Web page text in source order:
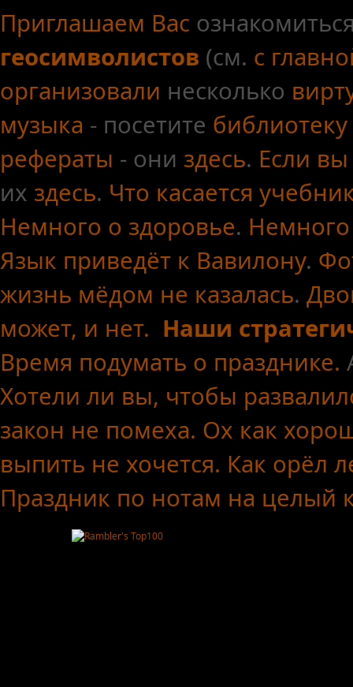
Приглашаем Вас
геосимволистов (см. с
организовали несколько
музыка - посетите
рефераты - они здесь. Если
их здесь. Что касается
Немного о здоровье.
Язык приведёт к Вавилону.
жизнь мёдом не казалась.
может, и нет. Наши
Время подумать о празднике.
Хотели ли вы, чтобы
закон не помеха. Ох как
выпить не хочется. Как орёл
Праздник по нотам на целый